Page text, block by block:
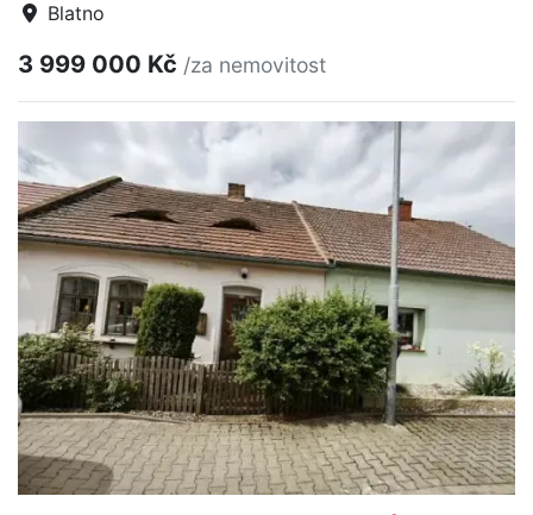
Blatno
3 999 000 Kč /za nemovitost